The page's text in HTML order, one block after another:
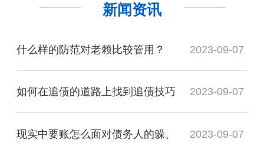
新闻资讯
什么样的防范对老赖比较管用？ 2023-09-07
如何在追债的道路上找到追债技巧 2023-09-07
现实中要账怎么面对债务人的躲、 2023-09-07